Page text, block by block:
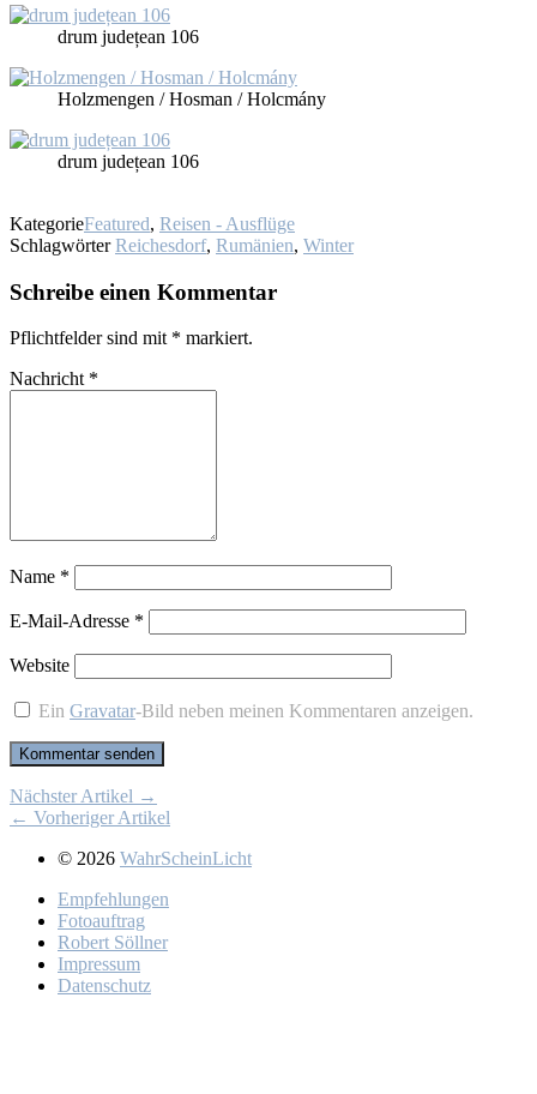
drum ju­dețe­an 106
Holz­men­gen / Hos­man / Holcmá­ny
drum ju­dețe­an 106
KategorieFeatured, Reisen - Ausflüge
Schlagwörter Reichesdorf, Rumänien, Winter
Schreibe einen Kommentar
Pflichtfelder sind mit * markiert.
Nachricht *
Name *
E-Mail-Adresse *
Website
EinGravatar-Bild neben meinen Kommentaren anzeigen.
Nächster Artikel →
← Vorheriger Artikel
© 2026 WahrScheinLicht
Emp­feh­lun­gen
Fo­to­auf­trag
Ro­bert Söll­ner
Im­pres­sum
Da­ten­schutz